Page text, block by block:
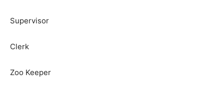
Supervisor
Clerk
Zoo Keeper